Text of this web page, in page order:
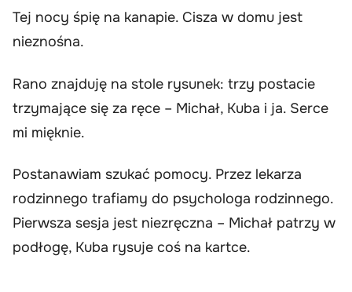
Tej nocy śpię na kanapie. Cisza w domu jest
nieznośna.
Rano znajduję na stole rysunek: trzy postacie
trzymające się za ręce – Michał, Kuba i ja. Serce
mi mięknie.
Postanawiam szukać pomocy. Przez lekarza
rodzinnego trafiamy do psychologa rodzinnego.
Pierwsza sesja jest niezręczna – Michał patrzy w
podłogę, Kuba rysuje coś na kartce.